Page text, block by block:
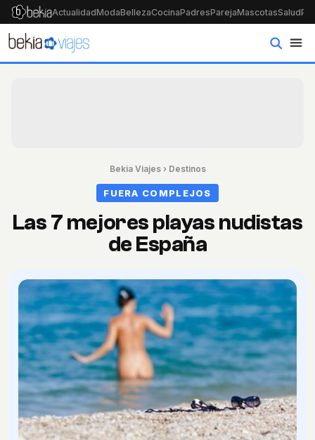
ActualidadModaBellezaCocinaPadresParejaMascotasSalud
Bekia Viajes› Destinos
FUERA COMPLEJOS
Las 7 mejores playas nudistas
de España